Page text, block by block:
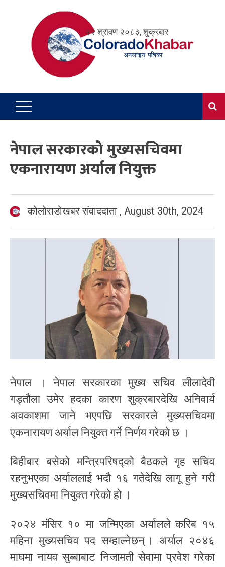
२२ श्रावण २०८३, शुक्रबार
नेपाल सरकारको मुख्यसचिवमा
एकनारायण अर्याल नियुक्त
कोलोराडोखबर संवाददाता , August 30th, 2024
नेपाल । नेपाल सरकारका मुख्य सचिव लीलादेवी
गड्तौला उमेर हदका कारण शुक्रबारदेखि अनिवार्य
अवकाशमा जाने भएपछि सरकारले मुख्यसचिवमा
एकनारायण अर्याल नियुक्त गर्ने निर्णय गरेको छ ।
बिहीबार बसेको मन्त्रिपरिषद्को बैठकले गृह सचिव
रहनुभएका अर्याललाई भदौ १६ गतेदेखि लागू हुने गरी
मुख्यसचिवमा नियुक्त गरेको हो ।
२०२४ मंसिर १० मा जन्मिएका अर्यालले करिब १५
महिना मुख्यसचिव पद सम्हाल्नेछन् । अर्याल २०४६
माघमा नायव सुब्बाबाट निजामती सेवामा प्रवेश गरेका